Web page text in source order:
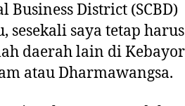
District (SCBD)
sesekali saya tetap harus
daerah lain di
atau Dharmawangsa.